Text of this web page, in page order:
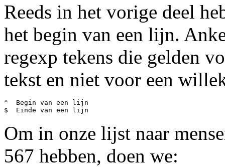
Reeds in het vorige deel
het begin van een lijn.
regexp tekens die gelden
tekst en niet voor een
^  Begin van een lijn
Om in onze lijst naar
567 hebben, doen we: